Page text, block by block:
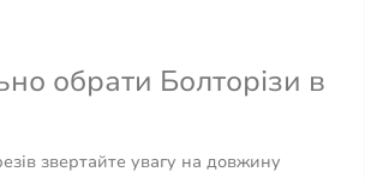
обрати Болторізи в
звертайте увагу на довжину